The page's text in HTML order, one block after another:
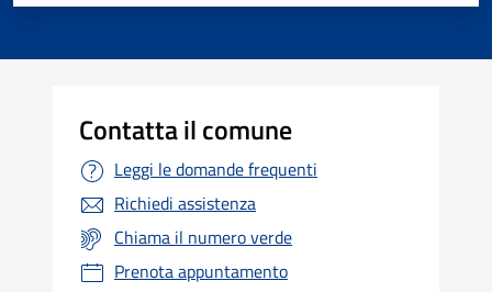
Contatta il comune
Leggi le domande frequenti
Richiedi assistenza
Chiama il numero verde
Prenota appuntamento